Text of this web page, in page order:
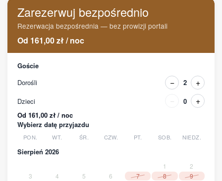
Zarezerwuj bezpośrednio
Rezerwacja bezpośrednia — bez prowizji portali
Od 161,00zł/noc
Goście
Dorośli
− 2 +
Dzieci − 0 +
Od 161,00 zł / noc
Wybierz datę przyjazdu
PON. WT. ŚR. CZW. PT. SOB. NIEDZ.
Sierpień 2026
1
2
3
4 5 6 7 8
9